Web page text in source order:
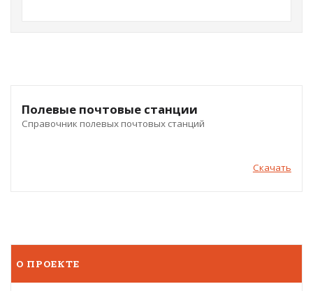
Полевые почтовые станции
Справочник полевых почтовых станций
Скачать
О ПРОЕКТЕ